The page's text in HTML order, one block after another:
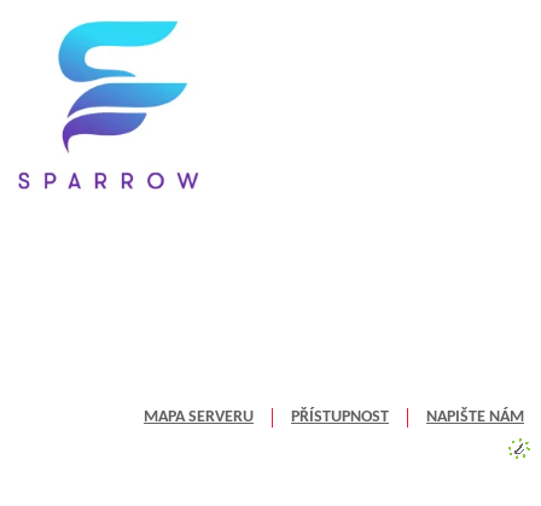
MAPA SERVERU PŘÍSTUPNOST NAPIŠTE NÁM